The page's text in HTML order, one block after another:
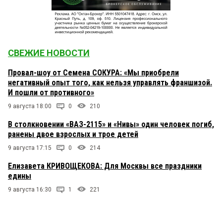
СВЕЖИЕ НОВОСТИ
Провал-шоу от Семена СОКУРА: «Мы приобрели
негативный опыт того, как нельзя управлять франшизой.
И пошли от противного»
9 августа 18:00 0 210
В столкновении «ВАЗ-2115» и «Нивы» один человек погиб,
ранены двое взрослых и трое детей
9 августа 17:15 0 214
Елизавета КРИВОЩЕКОВА: Для Москвы все праздники
едины
9 августа 16:30 1 221